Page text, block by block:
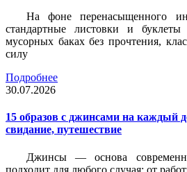
На фоне перенасыщенного
стандартные листовки и
мусорных баках без прочтения,
силу
Подробнее
30.07.2026
15 образов с джинсами на каждый
свидание, путешествие
Джинсы — основа
подходит для любого случая: от